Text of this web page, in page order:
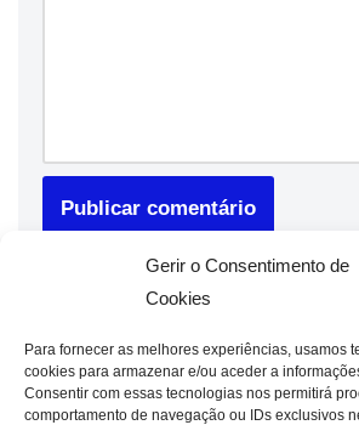
Gerir o Consentimento de
Cookies
Para fornecer as melhores experiências, usamos
cookies para armazenar e/ou aceder a
Consentir com essas tecnologias nos permitirá
comportamento de navegação ou IDs exclusivos